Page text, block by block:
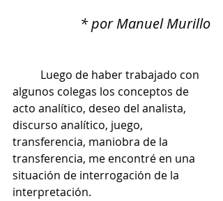
* por Manuel Murillo
algunos colegas los conceptos de
acto analítico, deseo del analista,
discurso analítico, juego,
transferencia, maniobra de la
transferencia, me encontré en una
situación de interrogación de la
interpretación.